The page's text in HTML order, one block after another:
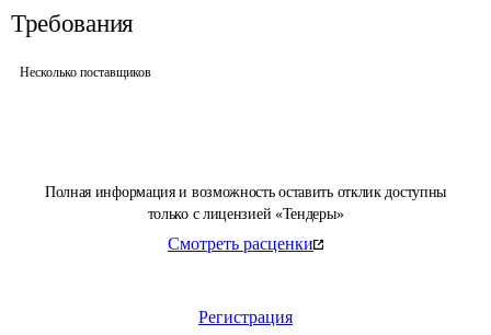
Полная информация и возможность оставить отклик доступны
только с лицензией «Тендеры»
Смотреть расценки
Регистрация
Требования
Несколько поставщиков